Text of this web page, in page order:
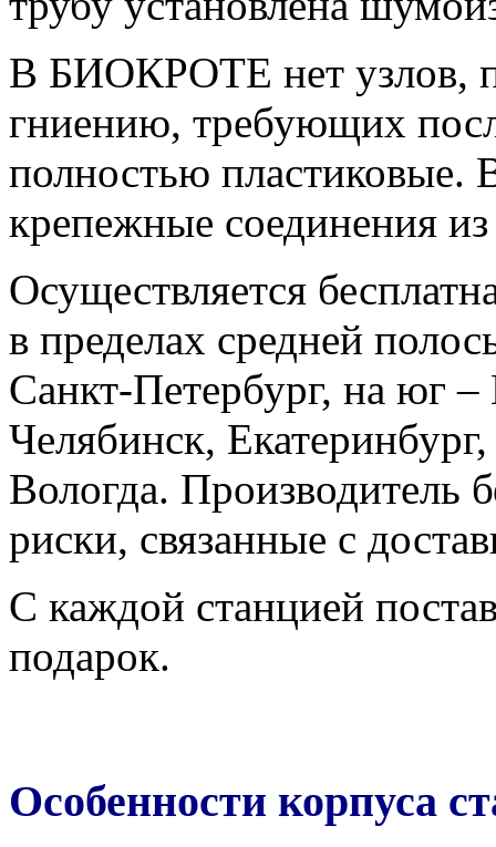
В БИОКРОТЕ нет узлов,
гниению, требующих
полностью пластиковые.
крепежные соединения
Осуществляется
в пределах средней
Санкт-Петербург, на юг –
Челябинск,
Вологда. Производитель
риски, связанные с
С каждой станцией
подарок.
Особенности корпуса